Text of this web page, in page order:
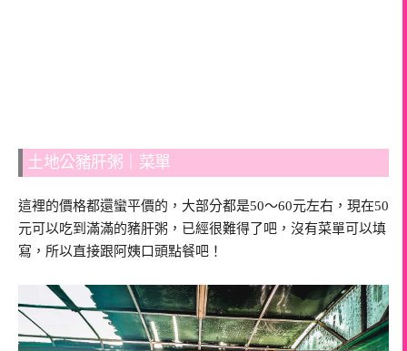
土地公豬肝粥｜菜單
這裡的價格都還蠻平價的，大部分都是50～60元左右，現在50
元可以吃到滿滿的豬肝粥，已經很難得了吧，沒有菜單可以填
寫，所以直接跟阿姨口頭點餐吧！